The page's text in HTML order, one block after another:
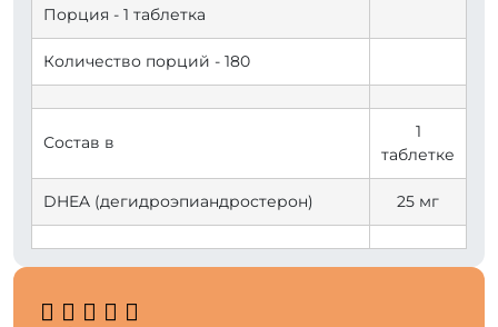
Порция - 1 таблетка
Количество порций - 180
Состав в
1
таблетке
DHEA (дегидроэпиандростерон) 25 мг